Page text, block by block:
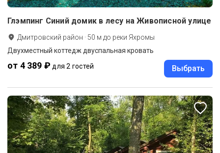
Глэмпинг Синий домик в лесу на Живописной улице
Дмитровский район · 50 м до реки Яхромы
Двухместный коттедж двуспальная кровать
от 4 389 ₽ для 2 гостей Выбрать